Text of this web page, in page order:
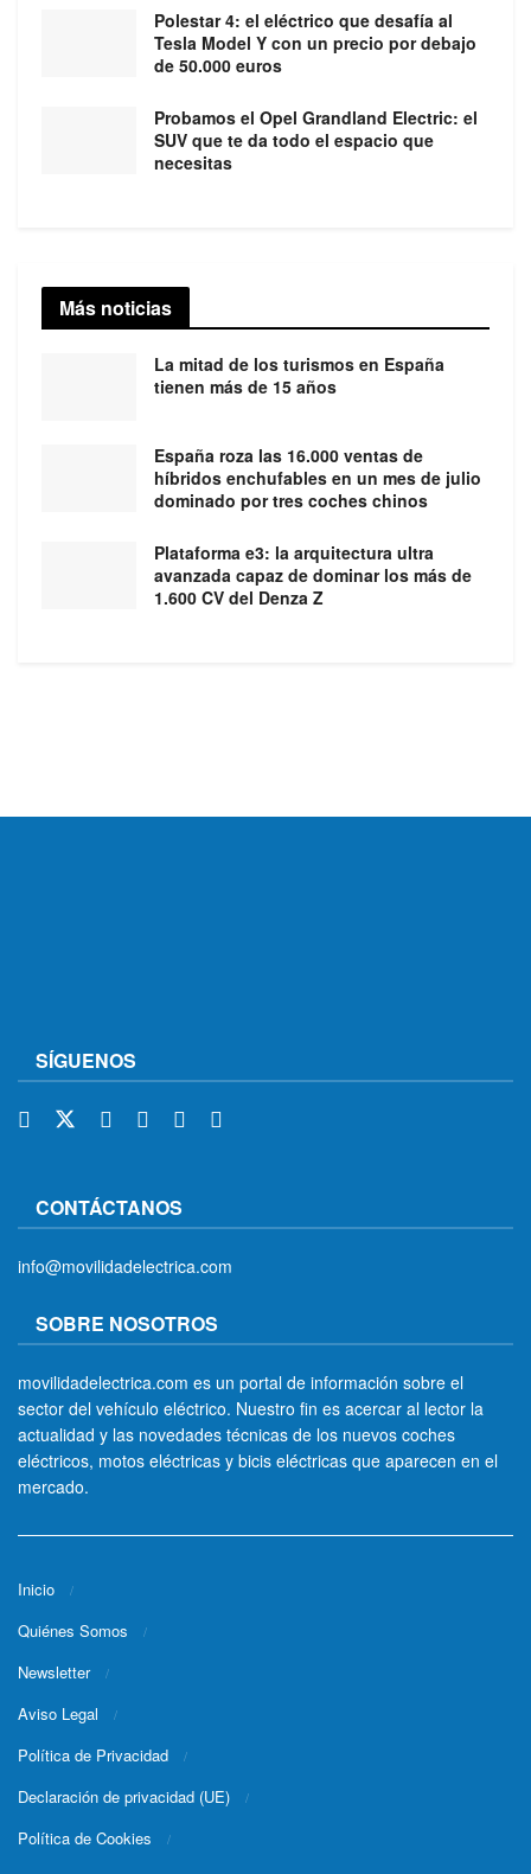
Polestar 4: el eléctrico que desafía al
Tesla Model Y con un precio por debajo
de 50.000 euros
Probamos el Opel Grandland Electric: el
SUV que te da todo el espacio que
necesitas
Más noticias
La mitad de los turismos en España
tienen más de 15 años
España roza las 16.000 ventas de
híbridos enchufables en un mes de julio
dominado por tres coches chinos
Plataforma e3: la arquitectura ultra
avanzada capaz de dominar los más de
1.600 CV del Denza Z
SÍGUENOS
CONTÁCTANOS
info@movilidadelectrica.com
SOBRE NOSOTROS
movilidadelectrica.com es un portal de información sobre el
sector del vehículo eléctrico. Nuestro fin es acercar al lector la
actualidad y las novedades técnicas de los nuevos coches
eléctricos, motos eléctricas y bicis eléctricas que aparecen en el
mercado.
Inicio
Quiénes Somos
Newsletter
Aviso Legal
Política de Privacidad
Declaración de privacidad (UE)
Política de Cookies